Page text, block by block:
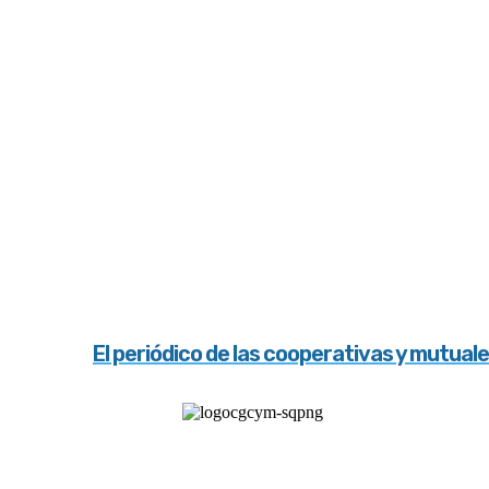
El periódico de las cooperativas y